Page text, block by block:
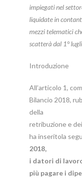
impiegati nel
liquidate in
mezzi telematici
scatterà dal 1°
Introduzione
All’articolo 1,
Bilancio 2018,
della
retribuzione e
ha inseritola
2018,
i datori di
più pagare i